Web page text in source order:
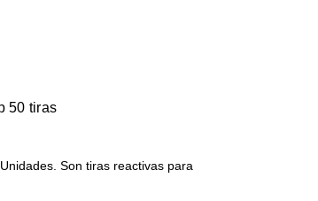
50 tiras
Son tiras reactivas para